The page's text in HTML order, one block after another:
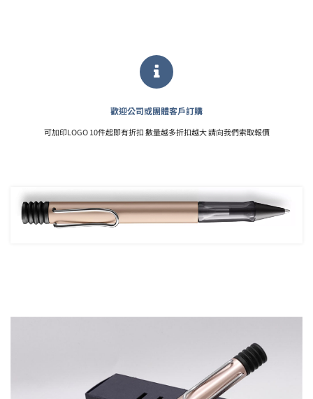
歡迎公司或團體客戶訂購
可加印LOGO 10件起即有折扣 數量越多折扣越大 請向我們索取報價